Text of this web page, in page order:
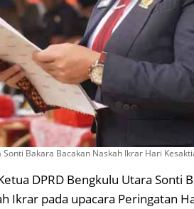
Sonti Bakara Bacakan Naskah Ikrar Hari
DPRD Bengkulu Utara Sonti
Ikrar pada upacara Peringatan